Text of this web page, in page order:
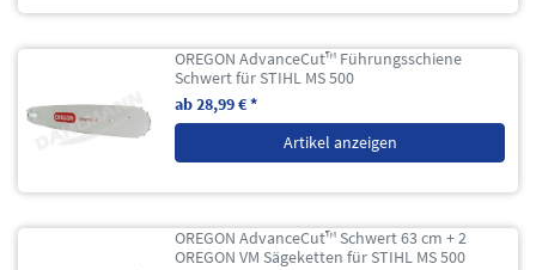
OREGON AdvanceCut™ Führungsschiene
Schwert für STIHL MS 500
ab 28,99 € *
Artikel anzeigen
OREGON AdvanceCut™ Schwert 63 cm + 2
OREGON VM Sägeketten für STIHL MS 500